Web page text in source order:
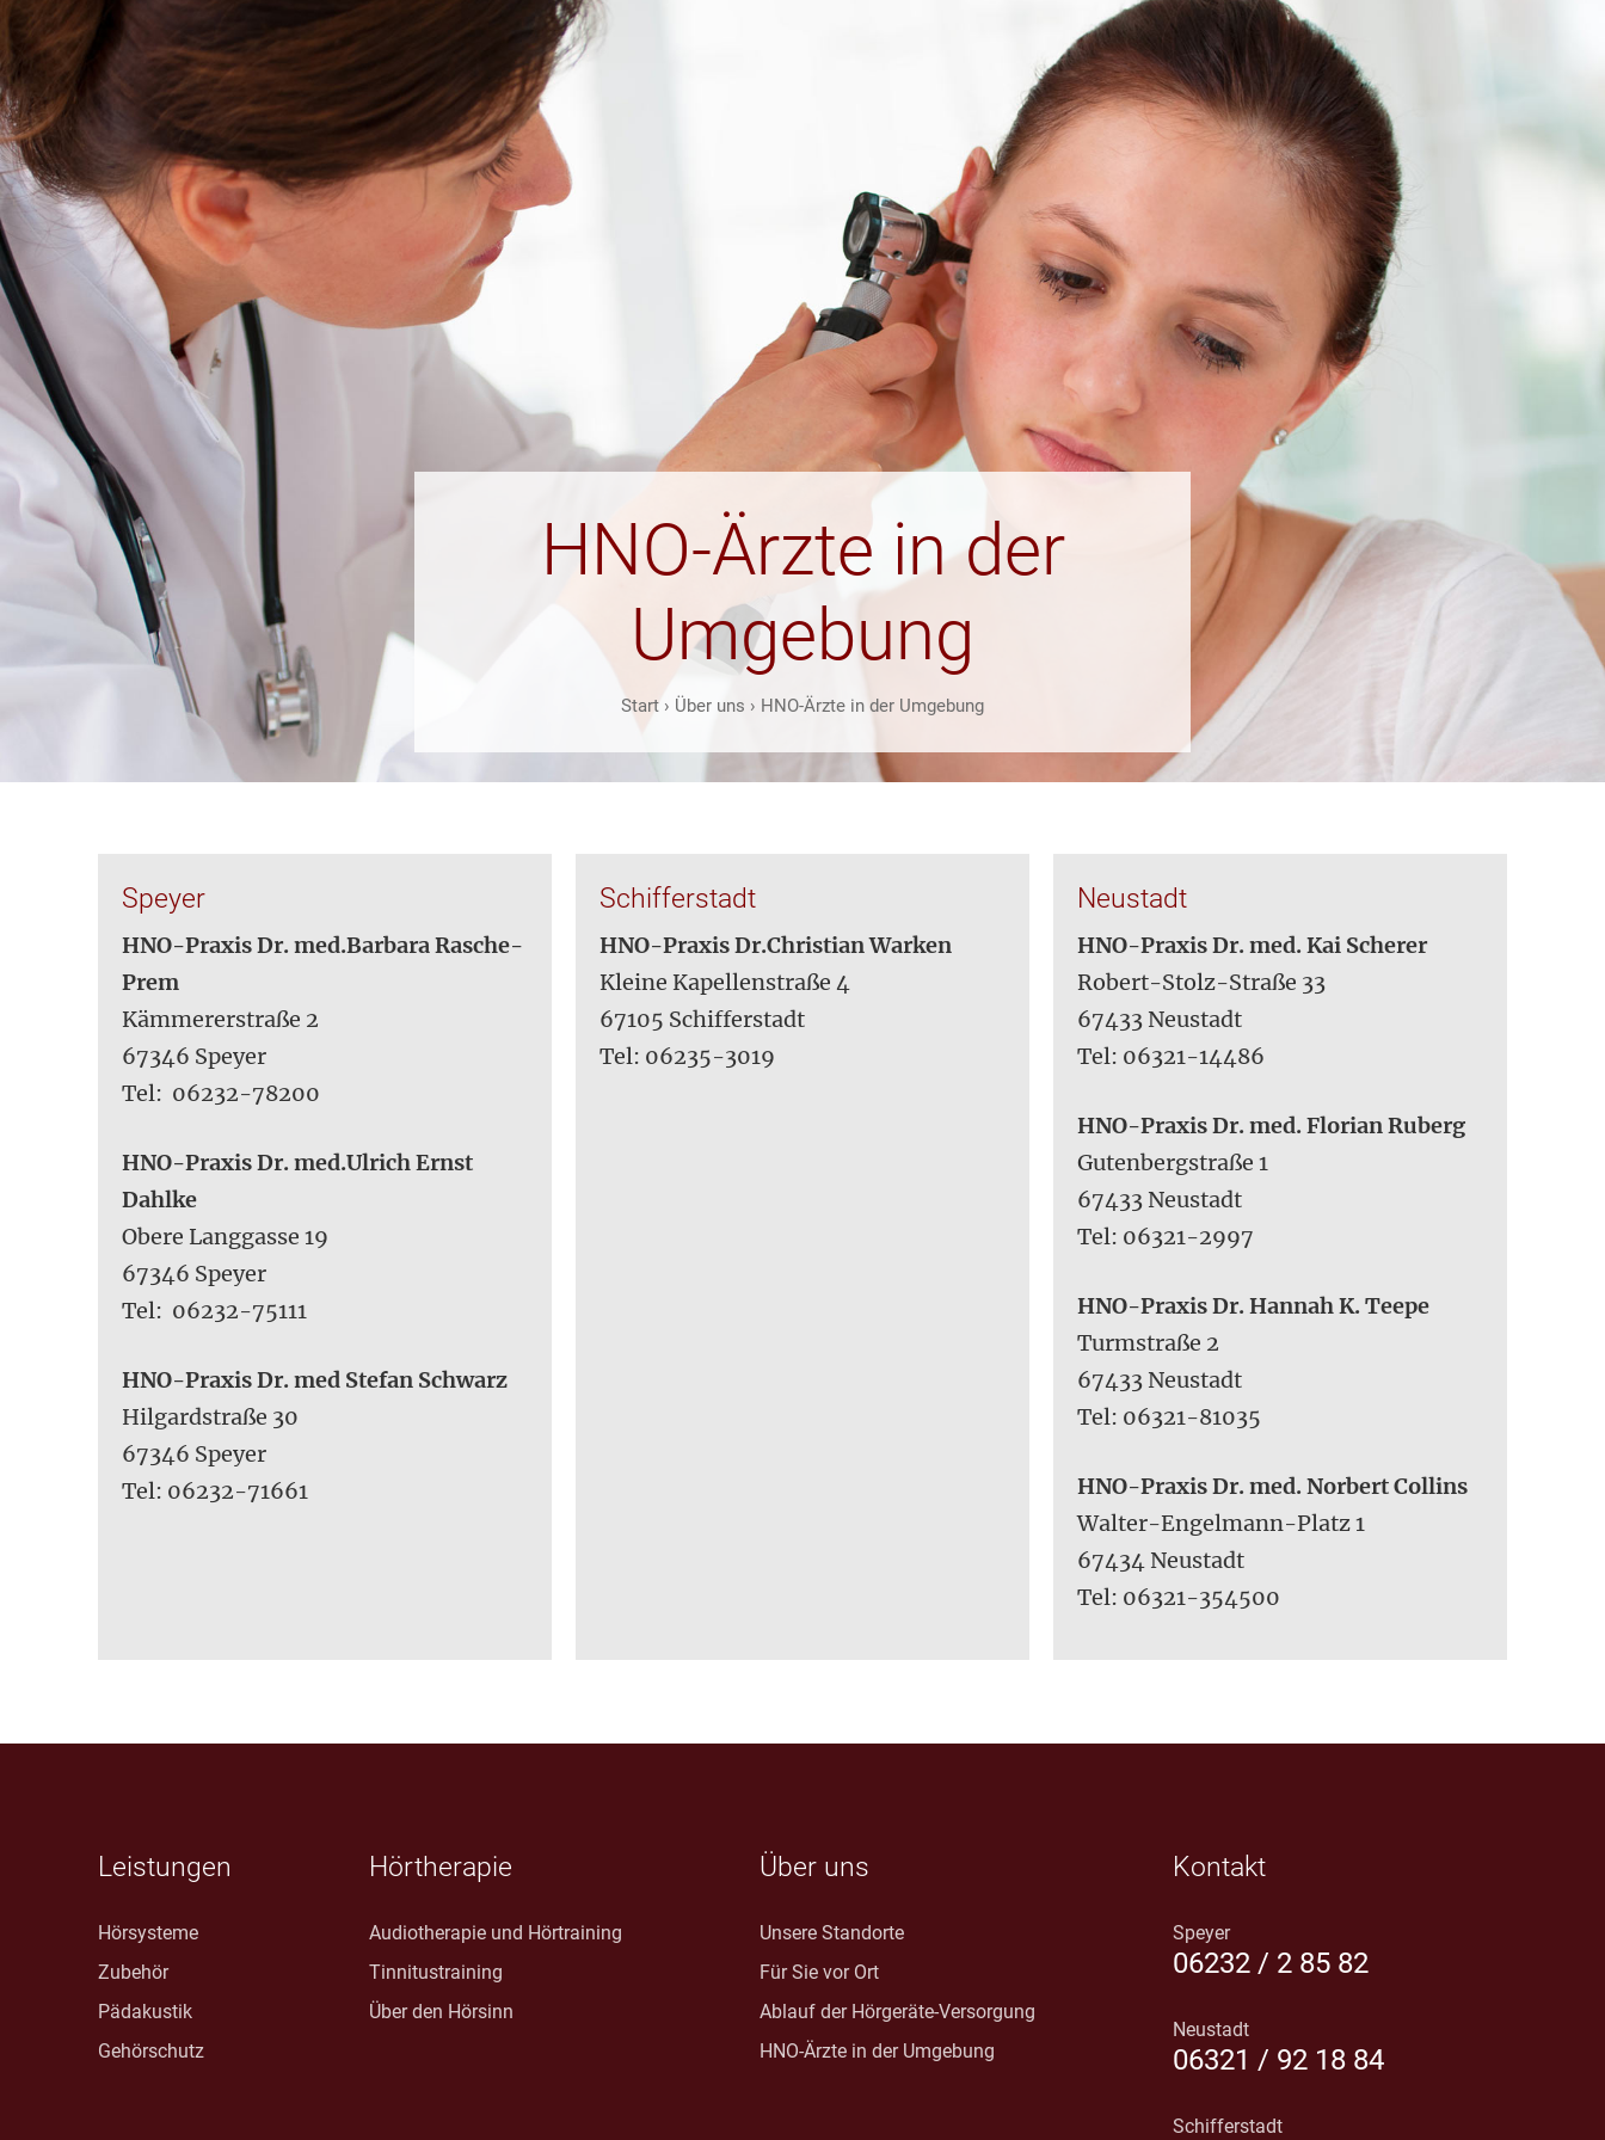
HNO-Ärzte in der
Umgebung
Start › Über uns › HNO-Ärzte in der Umgebung
Speyer
HNO-Praxis Dr. med.Barbara Rasche-
Prem
Kämmererstraße 2
67346 Speyer
Tel: 06232-78200
HNO-Praxis Dr. med.Ulrich Ernst
Dahlke
Obere Langgasse 19
67346 Speyer
Tel: 06232-75111
HNO-Praxis Dr. med Stefan Schwarz
Hilgardstraße 30
67346 Speyer
Tel: 06232-71661
Schifferstadt
HNO-Praxis Dr.Christian Warken
Kleine Kapellenstraße 4
67105 Schifferstadt
Tel: 06235-3019
Neustadt
HNO-Praxis Dr. med. Kai Scherer
Robert-Stolz-Straße 33
67433 Neustadt
Tel: 06321-14486
HNO-Praxis Dr. med. Florian Ruberg
Gutenbergstraße 1
67433 Neustadt
Tel: 06321-2997
HNO-Praxis Dr. Hannah K. Teepe
Turmstraße 2
67433 Neustadt
Tel: 06321-81035
HNO-Praxis Dr. med. Norbert Collins
Walter-Engelmann-Platz 1
67434 Neustadt
Tel: 06321-354500
Leistungen
Hörsysteme
Zubehör
Pädakustik
Gehörschutz
Hörtherapie
Audiotherapie und Hörtraining
Tinnitustraining
Über den Hörsinn
Über uns
Unsere Standorte
Für Sie vor Ort
Ablauf der Hörgeräte-Versorgung
HNO-Ärzte in der Umgebung
Kontakt
Speyer
06232 / 2 85 82
Neustadt
06321 / 92 18 84
Schifferstadt